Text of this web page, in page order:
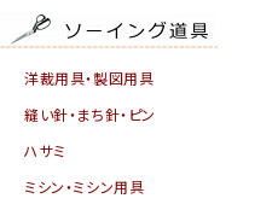
洋裁用具・製図用具
縫い針・まち針・ピン
ハサミ
ミシン・ミシン用具